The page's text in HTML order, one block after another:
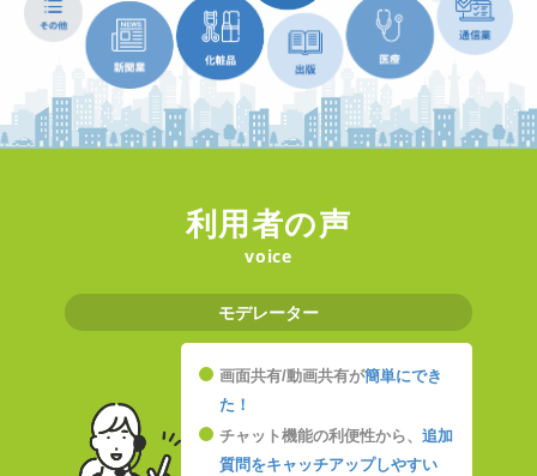
利用者の声
voice
モデレーター
画面共有/動画共有が簡単にでき
た！
チャット機能の利便性から、 追加
質問をキャッチアップしやすい